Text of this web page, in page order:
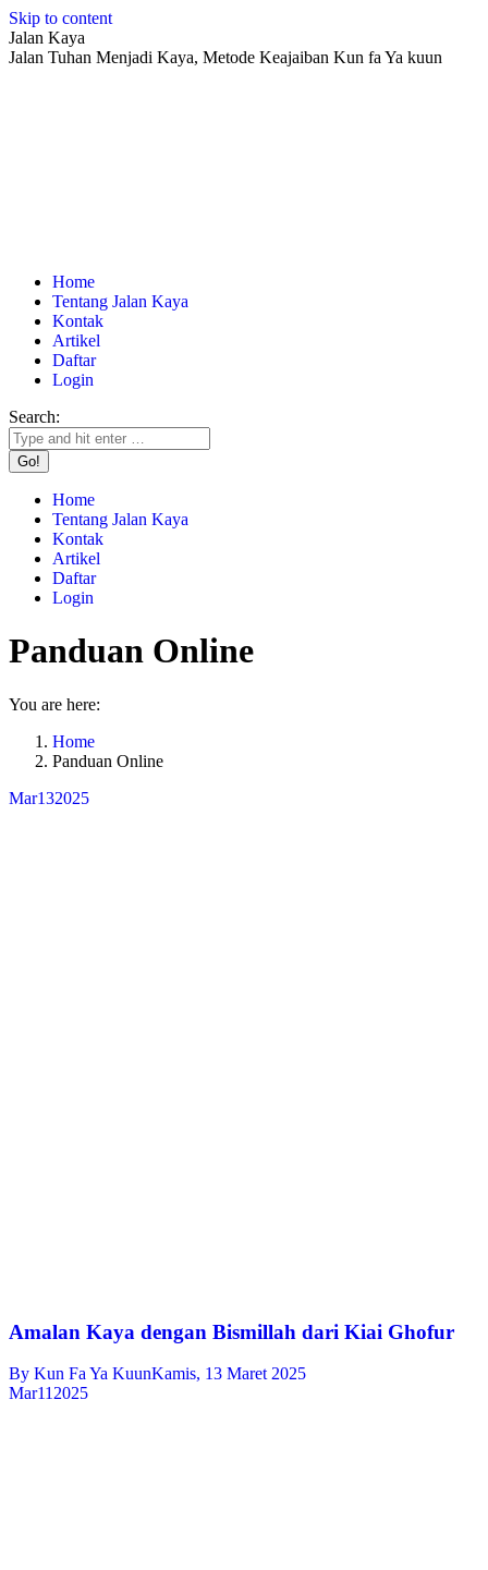
Skip to content
Jalan Kaya
Jalan Tuhan Menjadi Kaya, Metode Keajaiban Kun fa Ya kuun
Home
Tentang Jalan Kaya
Kontak
Artikel
Daftar
Login
Search:
Home
Tentang Jalan Kaya
Kontak
Artikel
Daftar
Login
Panduan Online
You are here:
Home
Panduan Online
Mar132025
Amalan Kaya dengan Bismillah dari Kiai Ghofur
By Kun Fa Ya KuunKamis, 13 Maret 2025
Mar11 2025